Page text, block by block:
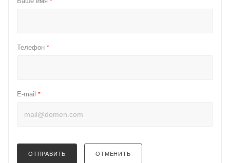
Телефон *
E-mail *
ОТПРАВИТЬ ОТМЕНИТЬ